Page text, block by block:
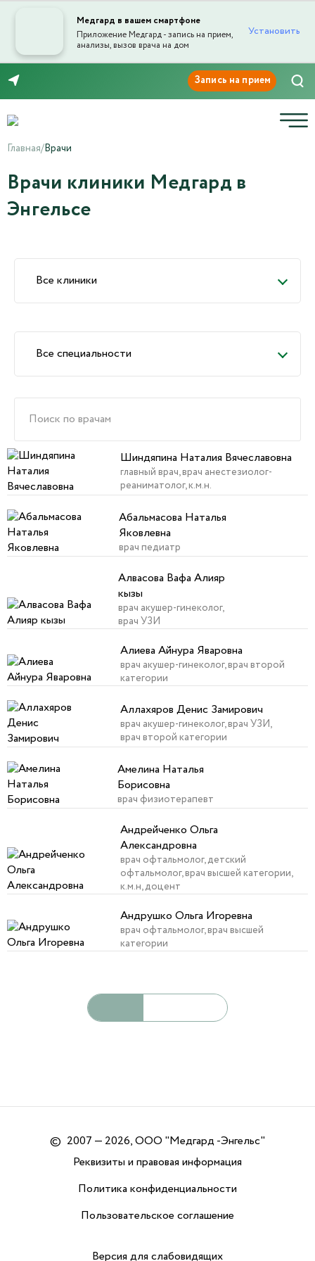
Медгард в вашем смартфоне
Приложение Медгард - запись на прием,
анализы, вызов врача на дом
Установить
Главная/Врачи
Врачи клиники Медгард в
Энгельсе
Все клиники
Все специальности
Шиндяпина Наталия Вячеславовна
главный врач, врач анестезиолог-
реаниматолог, к.м.н.
Абальмасова Наталья
Яковлевна
врач педиатр
Алвасова Вафа Алияр
кызы
врач акушер-гинеколог,
врач УЗИ
Алиева Айнура Яваровна
врач акушер-гинеколог, врач второй
категории
Аллахяров Денис Замирович
врач акушер-гинеколог, врач УЗИ,
врач второй категории
Амелина Наталья
Борисовна
врач физиотерапевт
Андрейченко Ольга
Александровна
врач офтальмолог, детский
офтальмолог, врач высшей категории,
к.м.н, доцент
Андрушко Ольга Игоревна
врач офтальмолог, врач высшей
категории
© 2007 — 2026, ООО "Медгард -Энгельс"
Реквизиты и правовая информация
Политика конфиденциальности
Пользовательское соглашение
Версия для слабовидящих